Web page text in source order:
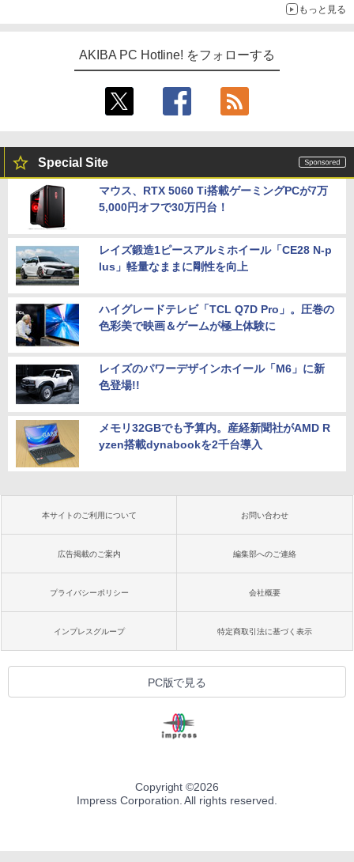
もっと見る
AKIBA PC Hotline! をフォローする
Special Site
マウス、RTX 5060 Ti搭載ゲーミングPCが7万
5,000円オフで30万円台！
レイズ鍛造1ピースアルミホイール「CE28 N-p
lus」軽量なままに剛性を向上
ハイグレードテレビ「TCL Q7D Pro」。圧巻の
色彩美で映画＆ゲームが極上体験に
レイズのパワーデザインホイール「M6」に新
色登場!!
メモリ32GBでも予算内。産経新聞社がAMD R
yzen搭載dynabookを2千台導入
本サイトのご利用について お問い合わせ
広告掲載のご案内 編集部へのご連絡
プライバシーポリシー 会社概要
インプレスグループ 特定商取引法に基づく表示
PC版で見る
Copyright ©2026
Impress Corporation. All rights reserved.